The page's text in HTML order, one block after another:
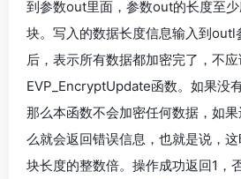
到参数out里面，参数out的长度至
块。写入的数据长度信息输入到outl
后，表示所有数据都加密完了，不
EVP_EncryptUpdate函数。如果没
那么本函数不会加密任何数据，如
么就会返回错误信息，也就是说，
块长度的整数倍。操作成功返回1，